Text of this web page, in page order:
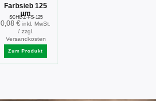
Farbsieb 125
µm
SCHL-Z-FS-125
0,08 € inkl. MwSt.
/ zzgl.
Versandkosten
Zum Produkt